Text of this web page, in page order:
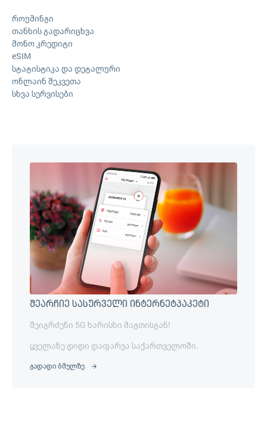
როუმინგი
თანხის გადარიცხვა
მონო კრედიტი
eSIM
სტატისტიკა და დეტალური
ონლაინ შეკვეთა
სხვა სერვისები
შეარჩიე სასურველი ინტერნეტპაკეტი
შეიგრძენი 5G ხარისხი მაგთისგან!
ყველაზე დიდი დაფარვა საქართველოში.
გადადი ბმულზე